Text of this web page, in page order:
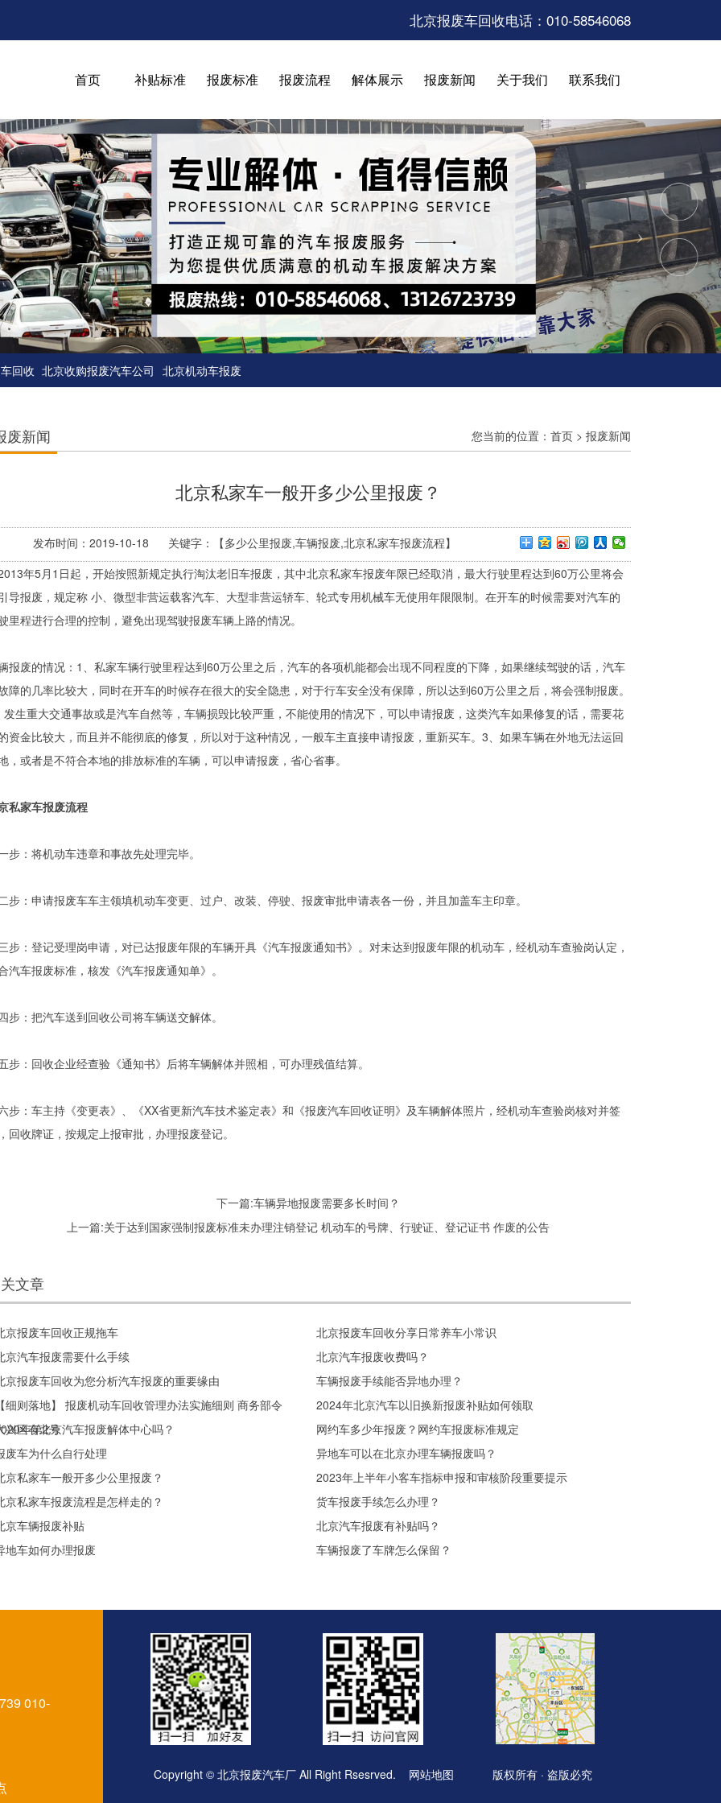
北京报废车回收电话：010-58546068
首页 补贴标准 报废标准 报废流程 解体展示 报废新闻 关于我们 联系我们
回收 北京收购报废汽车公司 北京机动车报废
废新闻 您当前的位置： 首页 > 报废新闻
北京私家车一般开多少公里报废？
发布时间：2019-10-18 关键字：【多少公里报废,车辆报废,北京私家车报废流程】
年5月1日起，开始按照新规定执行淘汰老旧车报废，其中北京私家车报废年限已经取消，最大行驶里程达到60万公里将会
导报废，规定称 小、微型非营运载客汽车、大型非营运轿车、轮式专用机械车无使用年限限制。在开车的时候需要对汽车的
里程进行合理的控制，避免出现驾驶报废车辆上路的情况。
报废的情况：1、私家车辆行驶里程达到60万公里之后，汽车的各项机能都会出现不同程度的下降，如果继续驾驶的话，汽车
障的几率比较大，同时在开车的时候存在很大的安全隐患，对于行车安全没有保障，所以达到60万公里之后，将会强制报废。
发生重大交通事故或是汽车自然等，车辆损毁比较严重，不能使用的情况下，可以申请报废，这类汽车如果修复的话，需要花
资金比较大，而且并不能彻底的修复，所以对于这种情况，一般车主直接申请报废，重新买车。3、如果车辆在外地无法运回
，或者是不符合本地的排放标准的车辆，可以申请报废，省心省事。
私家车报废流程
步：将机动车违章和事故先处理完毕。
步：申请报废车车主领填机动车变更、过户、改装、停驶、报废审批申请表各一份，并且加盖车主印章。
步：登记受理岗申请，对已达报废年限的车辆开具《汽车报废通知书》。对未达到报废年限的机动车，经机动车查验岗认定，
汽车报废标准，核发《汽车报废通知单》。
步：把汽车送到回收公司将车辆送交解体。
步：回收企业经查验《通知书》后将车辆解体并照相，可办理残值结算。
步：车主持《变更表》、《XX省更新汽车技术鉴定表》和《报废汽车回收证明》及车辆解体照片，经机动车查验岗核对并签
回收牌证，按规定上报审批，办理报废登记。
下一篇:车辆异地报废需要多长时间？
上一篇:关于达到国家强制报废标准未办理注销登记 机动车的号牌、行驶证、登记证书 作废的公告
文章
京报废车回收正规拖车
北京报废车回收分享日常养车小常识
京汽车报废需要什么手续
北京汽车报废收费吗？
京报废车回收为您分析汽车报废的重要缘由
车辆报废手续能否异地办理？
细则落地】 报废机动车回收管理办法实施细则 商务部令
年第2号
2024年北京汽车以旧换新报废补贴如何领取
兴区有北京汽车报废解体中心吗？
网约车多少年报废？网约车报废标准规定
废车为什么自行处理
异地车可以在北京办理车辆报废吗？
京私家车一般开多少公里报废？
2023年上半年小客车指标申报和审核阶段重要提示
京私家车报废流程是怎样走的？
货车报废手续怎么办理？
京车辆报废补贴
北京汽车报废有补贴吗？
地车如何办理报废
车辆报废了车牌怎么保留？
010-
Copyright © 北京报废汽车厂 All Right Rsesrved. 网站地图 版权所有 · 盗版必究